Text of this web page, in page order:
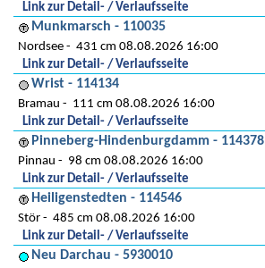
Link zur Detail- / Verlaufsseite
Munkmarsch - 110035
Nordsee
431 cm 08.08.2026 16:00
Link zur Detail- / Verlaufsseite
Wrist - 114134
Bramau
111 cm 08.08.2026 16:00
Link zur Detail- / Verlaufsseite
Pinneberg-Hindenburgdamm - 114378
Pinnau
98 cm 08.08.2026 16:00
Link zur Detail- / Verlaufsseite
Heiligenstedten - 114546
Stör
485 cm 08.08.2026 16:00
Link zur Detail- / Verlaufsseite
Neu Darchau - 5930010